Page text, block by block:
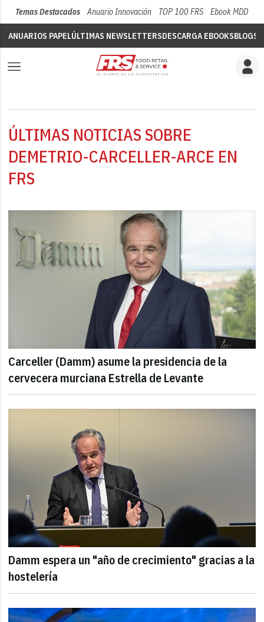
Temas Destacados Anuario Innovación TOP 100 FRS Ebook MDD
ANUARIOS PAPELÚLTIMAS NEWSLETTERSDESCARGA EBOOKSBLOGS
ÚLTIMAS NOTICIAS SOBRE
DEMETRIO-CARCELLER-ARCE EN
FRS
Carceller (Damm) asume la presidencia de la
cervecera murciana Estrella de Levante
Damm espera un "año de crecimiento" gracias a la
hostelería